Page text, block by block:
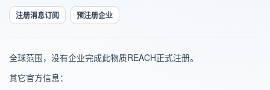
注册消息订阅 预注册企业
全球范围，没有企业完成此物质REACH正式注册。
其它官方信息：